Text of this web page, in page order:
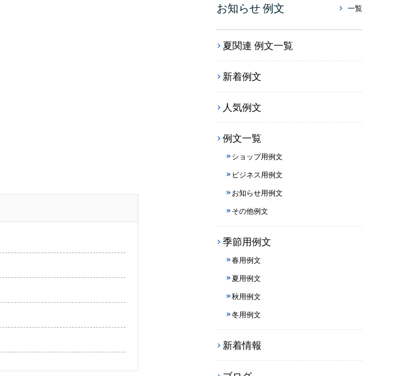
お知らせ 例文 一覧
夏関連 例文一覧
新着例文
人気例文
例文一覧
ショップ用例文
ビジネス用例文
お知らせ用例文
その他例文
季節用例文
春用例文
夏用例文
秋用例文
冬用例文
新着情報